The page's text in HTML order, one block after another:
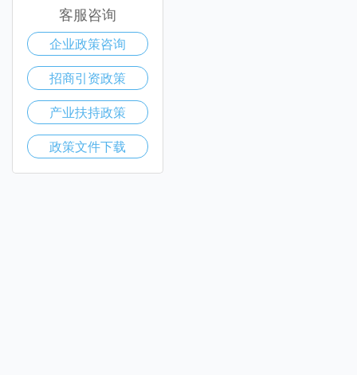
客服咨询
企业政策咨询
招商引资政策
产业扶持政策
政策文件下载